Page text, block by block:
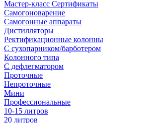
Мастер-класс Сертификаты
Самогоноварение
Самогонные аппараты
Дистилляторы
Ректификационные колонны
С сухопарником/барботером
Колонного типа
С дефлегматором
Проточные
Непроточные
Мини
Профессиональные
10-15 литров
20 литров